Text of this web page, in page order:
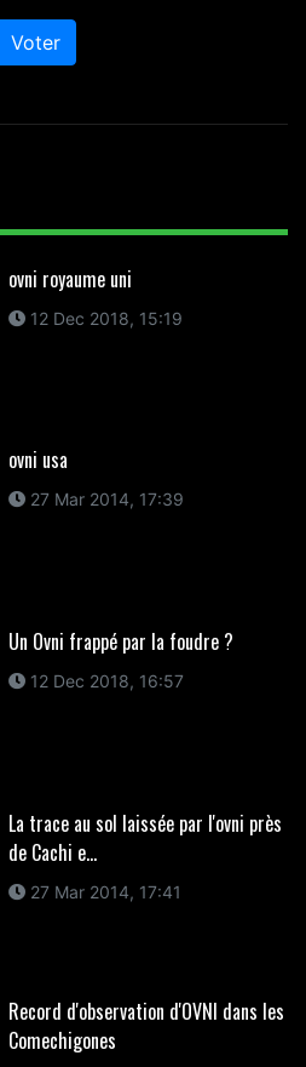
Voter
ovni royaume uni
12 Dec 2018, 15:19
ovni usa
27 Mar 2014, 17:39
Un Ovni frappé par la foudre ?
12 Dec 2018, 16:57
La trace au sol laissée par l'ovni près
de Cachi e...
27 Mar 2014, 17:41
Record d'observation d'OVNI dans les
Comechigones